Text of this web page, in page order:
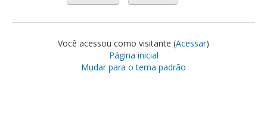
Você acessou como visitante (Acessar)
Página inicial
Mudar para o tema padrão